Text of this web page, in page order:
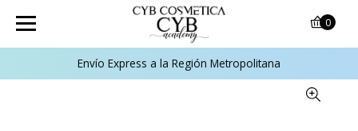
Envío Express a la Región Metropolitana
0